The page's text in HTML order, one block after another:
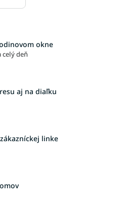
okne
celý deň
aj na diaľku
linke